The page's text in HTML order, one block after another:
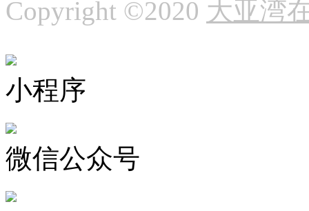
Copyright ©2020 大亚湾
小程序
微信公众号